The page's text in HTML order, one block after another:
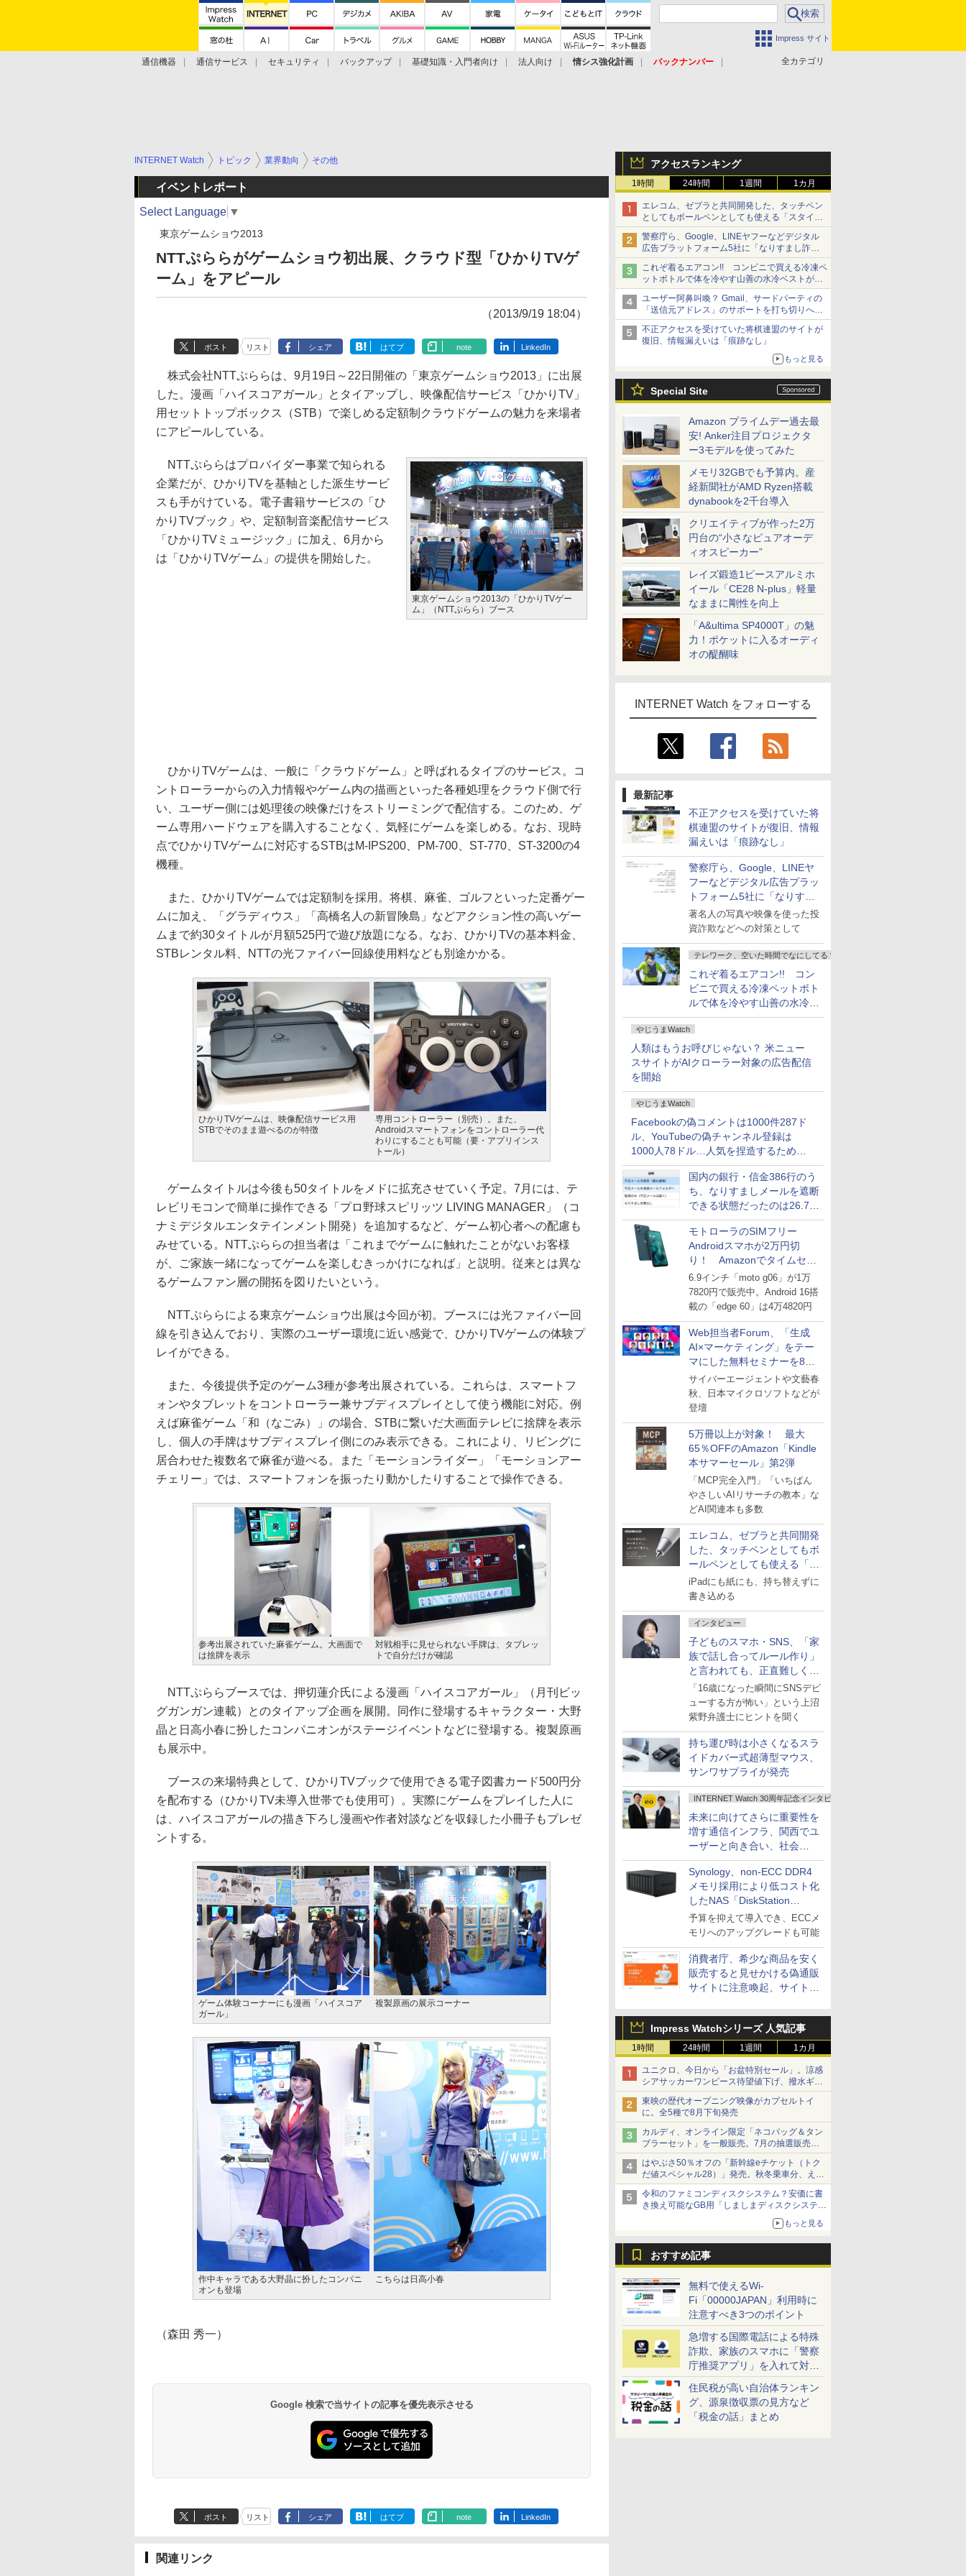
Impress サイト
全カテゴリ
通信機器 通信サービス セキュリティ バックアップ 基礎知識・入門者向け 法人向け 情シス強化計画
バックナンバー
アクセスランキング
1時間 24時間 1週間 1カ月
エレコム、ゼブラと共同開発した、タッチペン
としてもボールペンとしても使える「スタイラ
スツーウェイ」発売 iPadにも紙にも、持ち替
えずに書き込める
警察庁ら、Google、LINEヤフーなどデジタル
広告プラットフォーム5社に「なりすまし詐欺
広告」対策強化を要請 著名人の写真や映像を
使った投資詐欺などへの対策として
これぞ着るエアコン!! コンビニで買える冷凍ペ
ットボトルで体を冷やす山善の水冷ベストがロ
ードバイクにちょうどいい【ぼっち・ざ・ろー
ど！その14】【空いた時間でなにしてる？】
ユーザー阿鼻叫喚？ Gmail、サードパーティの
「送信元アドレス」のサポートを打ち切りへ
【やじうまWatch】
不正アクセスを受けていた将棋連盟のサイトが
復旧、情報漏えいは「痕跡なし」
もっと見る
Special Site
Amazon プライムデー過去最
安! Anker注目プロジェクタ
ー3モデルを使ってみた
メモリ32GBでも予算内。産
経新聞社がAMD Ryzen搭載
dynabookを2千台導入
クリエイティブが作った2万
円台の“小さなピュアオーデ
ィオスピーカー”
レイズ鍛造1ピースアルミホ
イール「CE28 N-plus」軽量
なままに剛性を向上
「A&ultima SP4000T」の魅
力！ポケットに入るオーディ
オの醍醐味
INTERNET Watch をフォローする
最新記事
不正アクセスを受けていた将
棋連盟のサイトが復旧、情報
漏えいは「痕跡なし」
警察庁ら、Google、LINEヤ
フーなどデジタル広告プラッ
トフォーム5社に「なりすま
し詐欺広告」対策強化を要請
著名人の写真や映像を使った投
資詐欺などへの対策として
テレワーク、空いた時間でなにしてる？
これぞ着るエアコン!! コン
ビニで買える冷凍ペットボト
ルで体を冷やす山善の水冷ベ
ストがロードバイクにちょう
どいい【ぼっち・ざ・ろー
ど！その14】
やじうまWatch
人類はもうお呼びじゃない？ 米ニュー
スサイトがAIクローラー対象の広告配信
を開始
やじうまWatch
Facebookの偽コメントは1000件287ド
ル、YouTubeの偽チャンネル登録は
1000人78ドル…人気を捏造するための
価格リストが公開中
国内の銀行・信金386行のう
ち、なりすましメールを遮断
できる状態だったのは26.7％
にとどまる～GMOブランド
セキュリティ調査
モトローラのSIMフリー
Androidスマホが2万円切
り！ Amazonでタイムセー
ル
6.9インチ「moto g06」が1万
7820円で販売中。Android 16搭
載の「edge 60」は4万4820円
Web担当者Forum、「生成
AI×マーケティング」をテー
マにした無料セミナーを8月
27日にオンライン開催
サイバーエージェントや文藝春
秋、日本マイクロソフトなどが
登壇
5万冊以上が対象！ 最大
65％OFFのAmazon「Kindle
本サマーセール」第2弾
「MCP完全入門」「いちばん
やさしいAIリサーチの教本」な
どAI関連本も多数
エレコム、ゼブラと共同開発
した、タッチペンとしてもボ
ールペンとしても使える「ス
タイラスツーウェイ」発売
iPadにも紙にも、持ち替えずに
書き込める
インタビュー
子どものスマホ・SNS、「家
族で話し合ってルール作り」
と言われても、正直難しくな
いですか？
「16歳になった瞬間にSNSデビ
ューする方が怖い」という上沼
紫野弁護士にヒントを聞く
持ち運び時は小さくなるスラ
イドカバー式超薄型マウス、
サンワサプライが発売
INTERNET Watch 30周年記念インタビュー
未来に向けてさらに重要性を
増す通信インフラ、関西でユ
ーザーと向き合い、社会
の“あたらしい”を起動し続け
る～オプテージ
Synology、non-ECC DDR4
メモリ採用により低コスト化
したNAS「DiskStation
neo+」シリーズ
予算を抑えて導入でき、ECCメ
モリへのアップグレードも可能
消費者庁、希少な商品を安く
販売すると見せかける偽通販
サイトに注意喚起、サイト名
Impress Watchシリーズ 人気記事
1時間 24時間 1週間 1カ月
ユニクロ、今日から「お盆特別セール」。涼感
シアサッカーワンピース待望値下げ、撥水ギア
ショーツは1990円に
東映の歴代オープニング映像がカプセルトイ
に。全5種で8月下旬発売
カルディ、オンライン限定「ネコバッグ＆タン
ブラーセット」を一般販売。7月の抽選販売の
当選無効分
はやぶさ50％オフの「新幹線eチケット（トク
だ値スペシャル28）」発売。秋冬乗車分、えき
ねっと限定
令和のファミコンディスクシステム？安価に書
き換え可能なGB用「しましまディスクシステ
もっと見る
おすすめ記事
無料で使えるWi-
Fi「00000JAPAN」利用時に
注意すべき3つのポイント
急増する国際電話による特殊
詐欺、家族のスマホに「警察
庁推奨アプリ」を入れて対策
しよう！
住民税が高い自治体ランキン
グ、源泉徴収票の見方など
「税金の話」まとめ
INTERNET Watch トピック 業界動向 その他
イベントレポート
Select Language ▼
東京ゲームショウ2013
NTTぷららがゲームショウ初出展、クラウド型「ひかりTVゲ
ーム」をアピール
（2013/9/19 18:04）
ポスト リスト シェア はてブ note LinkedIn
株式会社NTTぷららは、9月19日～22日開催の「東京ゲームショウ2013」に出展
した。漫画「ハイスコアガール」とタイアップし、映像配信サービス「ひかりTV」
用セットトップボックス（STB）で楽しめる定額制クラウドゲームの魅力を来場者
にアピールしている。
東京ゲームショウ2013の「ひかりTVゲー
ム」（NTTぷらら）ブース
NTTぷららはプロバイダー事業で知られる
企業だが、ひかりTVを基軸とした派生サービ
スも手がけている。電子書籍サービスの「ひ
かりTVブック」や、定額制音楽配信サービス
「ひかりTVミュージック」に加え、6月から
は「ひかりTVゲーム」の提供を開始した。
ひかりTVゲームは、一般に「クラウドゲーム」と呼ばれるタイプのサービス。コ
ントローラーからの入力情報やゲーム内の描画といった各種処理をクラウド側で行
い、ユーザー側には処理後の映像だけをストリーミングで配信する。このため、ゲ
ーム専用ハードウェアを購入することなく、気軽にゲームを楽しめる。なお、現時
点でひかりTVゲームに対応するSTBはM-IPS200、PM-700、ST-770、ST-3200の4
機種。
また、ひかりTVゲームでは定額制を採用。将棋、麻雀、ゴルフといった定番ゲー
ムに加え、「グラディウス」「高橋名人の新冒険島」などアクション性の高いゲー
ムまで約30タイトルが月額525円で遊び放題になる。なお、ひかりTVの基本料金、
STBレンタル料、NTTの光ファイバー回線使用料なども別途かかる。
ひかりTVゲームは、映像配信サービス用
STBでそのまま遊べるのが特徴
専用コントローラー（別売）。また、
Androidスマートフォンをコントローラー代
わりにすることも可能（要・アプリインス
トール）
ゲームタイトルは今後も50タイトルをメドに拡充させていく予定。7月には、テ
レビリモコンで簡単に操作できる「プロ野球スピリッツ LIVING MANAGER」（コ
ナミデジタルエンタテインメント開発）を追加するなど、ゲーム初心者への配慮も
みせている。NTTぷららの担当者は「これまでゲームに触れたことがないお客様
が、ご家族一緒になってゲームを楽しむきっかけになれば」と説明。従来とは異な
るゲームファン層の開拓を図りたいという。
NTTぷららによる東京ゲームショウ出展は今回が初。ブースには光ファイバー回
線を引き込んでおり、実際のユーザー環境に近い感覚で、ひかりTVゲームの体験プ
レイができる。
また、今後提供予定のゲーム3種が参考出展されている。これらは、スマートフ
ォンやタブレットをコントローラー兼サブディスプレイとして使う機能に対応。例
えば麻雀ゲーム「和（なごみ）」の場合、STBに繋いだ大画面テレビに捨牌を表示
し、個人の手牌はサブディスプレイ側にのみ表示できる。これにより、リビングに
居合わせた複数名で麻雀が遊べる。また「モーションライダー」「モーションアー
チェリー」では、スマートフォンを振ったり動かしたりすることで操作できる。
参考出展されていた麻雀ゲーム。大画面で
は捨牌を表示
対戦相手に見せられない手牌は、タブレッ
トで自分だけが確認
NTTぷららブースでは、押切蓮介氏による漫画「ハイスコアガール」（月刊ビッ
グガンガン連載）とのタイアップ企画を展開。同作に登場するキャラクター・大野
晶と日高小春に扮したコンパニオンがステージイベントなどに登場する。複製原画
も展示中。
ブースの来場特典として、ひかりTVブックで使用できる電子図書カード500円分
を配布する（ひかりTV未導入世帯でも使用可）。実際にゲームをプレイした人に
は、ハイスコアガールの描き下ろし漫画や作者対談などを収録した小冊子もプレゼ
ントする。
ゲーム体験コーナーにも漫画「ハイスコア
ガール」
複製原画の展示コーナー
作中キャラである大野晶に扮したコンパニ
オンも登場
こちらは日高小春
（森田 秀一）
Google 検索で当サイトの記事を優先表示させる
ポスト リスト シェア はてブ note LinkedIn
関連リンク